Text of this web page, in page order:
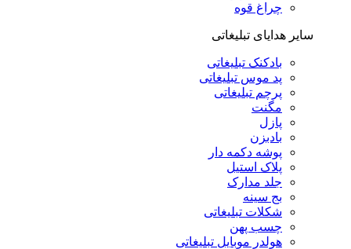
چراغ قوه
سایر هدایای تبلیغاتی
بادکنک تبلیغاتی
پد موس تبلیغاتی
پرچم تبلیغاتی
مگنت
پازل
بادبزن
پوشه دکمه دار
پلاک استیل
جلد مدارک
بج سینه
شکلات تبلیغاتی
چسب پهن
هولدر موبایل تبلیغاتی